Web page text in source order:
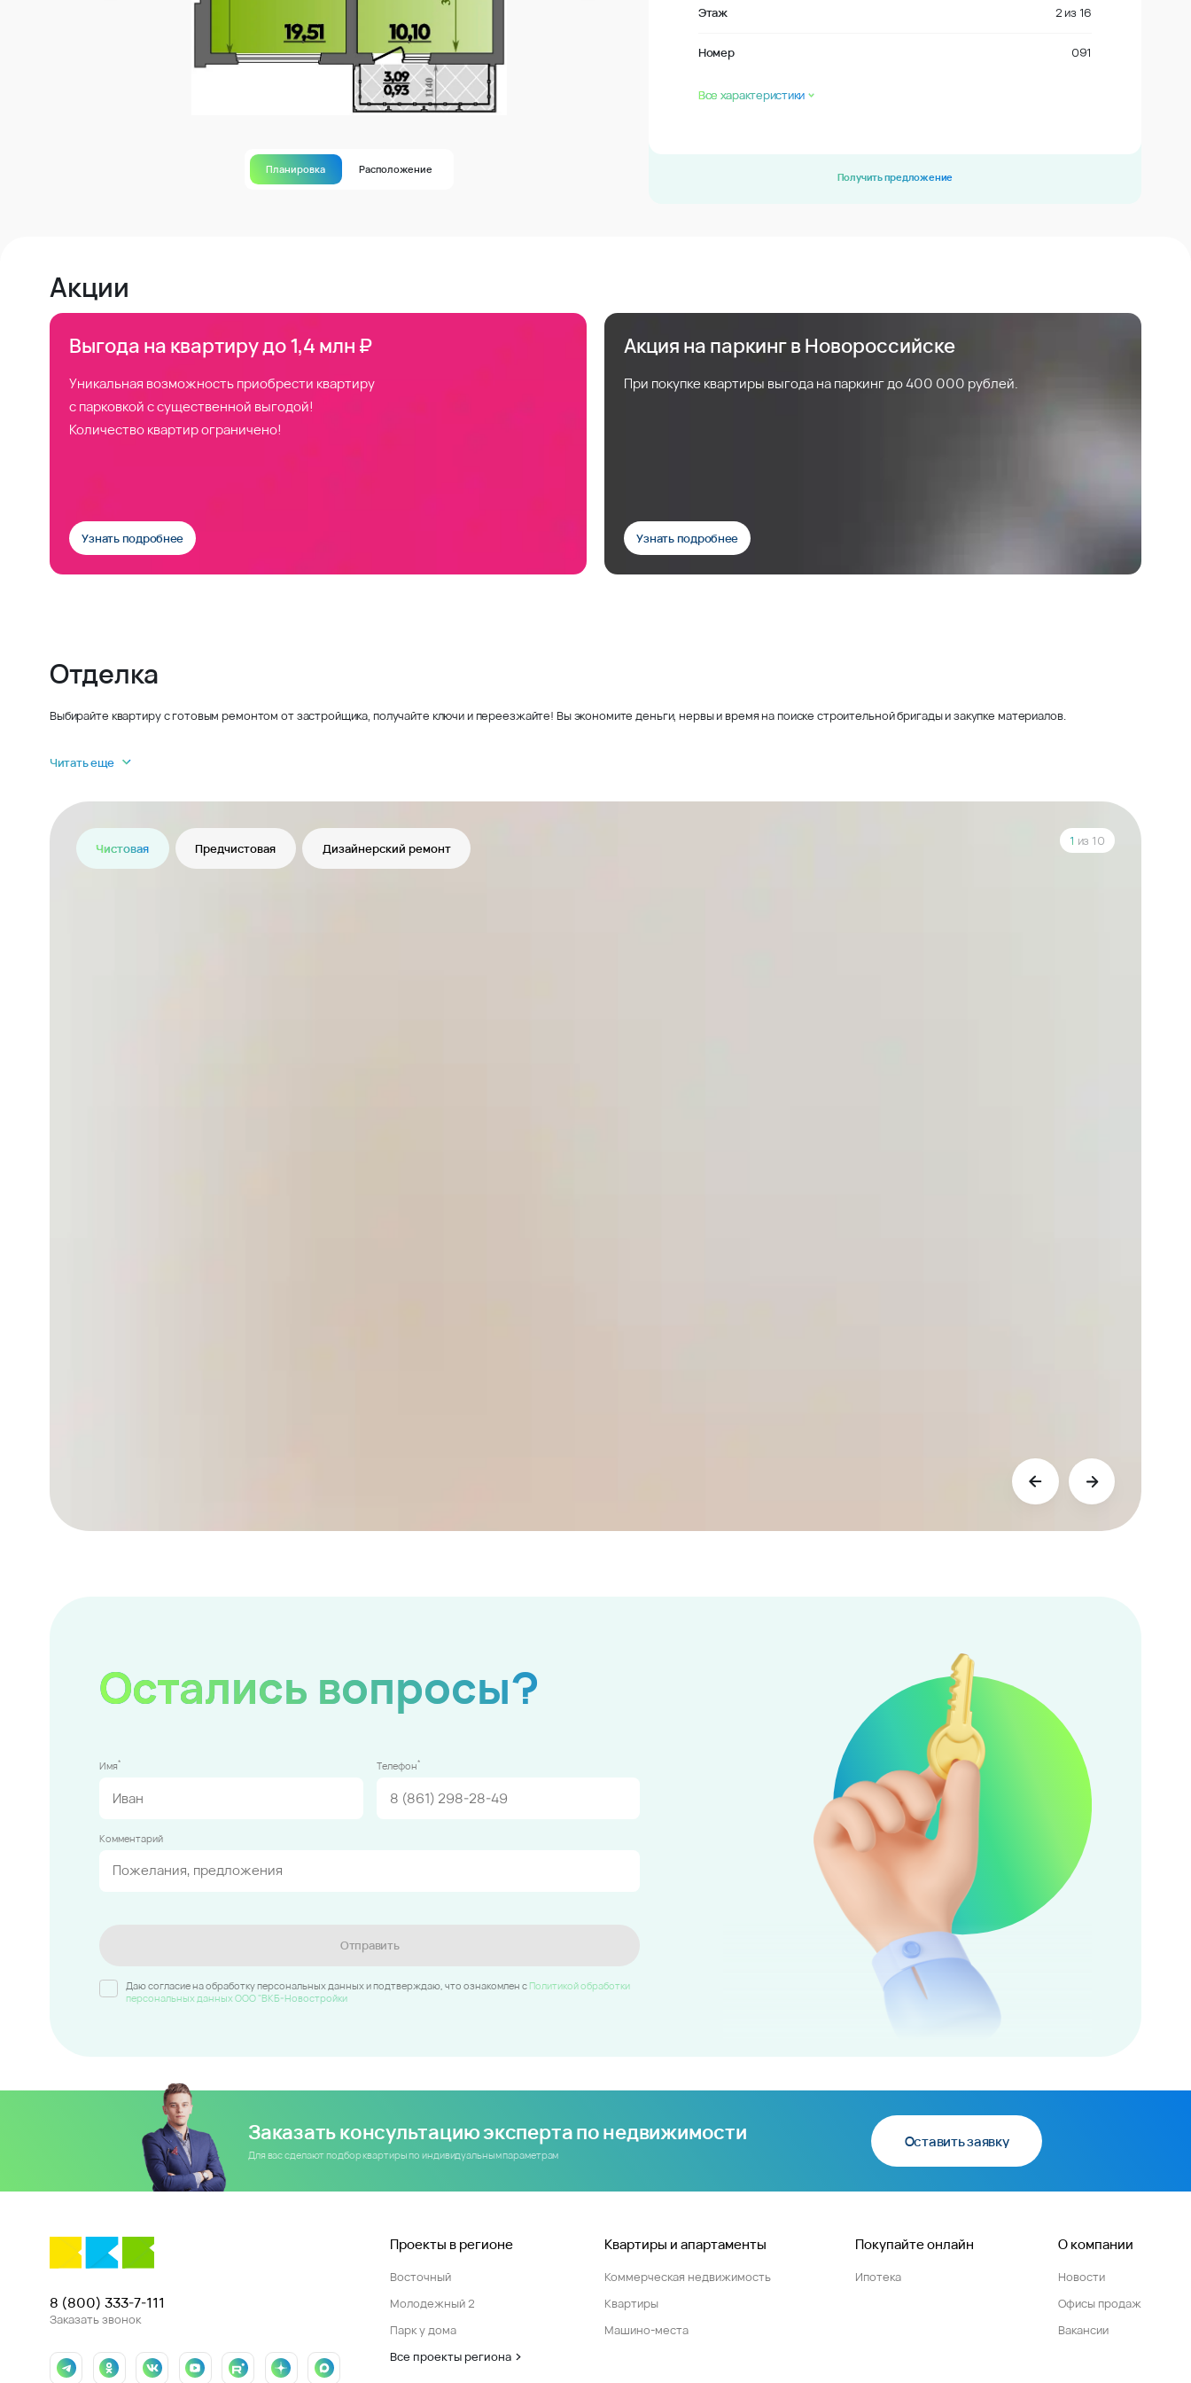
Планировка Расположение
Этаж 2 из 16
Номер 091
Все характеристики
Получить предложение
Акции
Выгода на квартиру до 1,4 млн ₽
Уникальная возможность приобрести квартиру
с парковкой с существенной выгодой!
Количество квартир ограничено!
Узнать подробнее
Акция на паркинг в Новороссийске
При покупке квартиры выгода на паркинг до 400 000 рублей.
Узнать подробнее
Отделка
Выбирайте квартиру с готовым ремонтом от застройщика, получайте ключи и переезжайте! Вы экономите деньги, нервы и время на поиске строительной бригады и закупке материалов.
Читать еще
Чистовая Предчистовая Дизайнерский ремонт
1 из 10
Остались вопросы?
Имя* Телефон*
Комментарий
Отправить
Даю согласие на обработку персональных данных и подтверждаю, что ознакомлен c Политикой обработки
персональных данных ООО "ВКБ-Новостройки
Заказать консультацию эксперта по недвижимости
Для вас сделают подбор квартиры по индивидуальным параметрам
Оставить заявку
8 (800) 333-7-111
Заказать звонок
Проекты в регионе
Восточный
Молодежный 2
Парк у дома
Все проекты региона
Квартиры и апартаменты
Коммерческая недвижимость
Квартиры
Машино-места
Покупайте онлайн
Ипотека
О компании
Новости
Офисы продаж
Вакансии